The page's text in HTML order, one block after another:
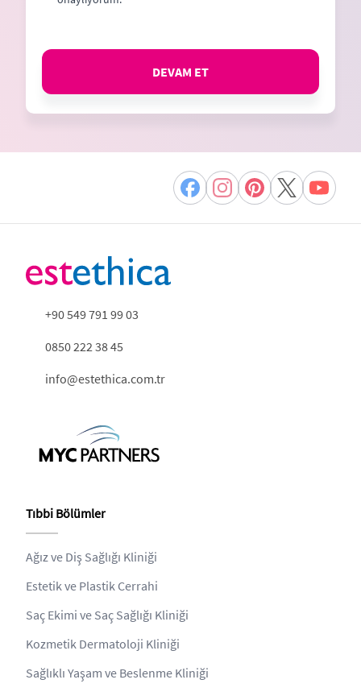
DEVAM ET
+90 549 791 99 03
0850 222 38 45
info@estethica.com.tr
Tıbbi Bölümler
Ağız ve Diş Sağlığı Kliniği
Estetik ve Plastik Cerrahi
Saç Ekimi ve Saç Sağlığı Kliniği
Kozmetik Dermatoloji Kliniği
Sağlıklı Yaşam ve Beslenme Kliniği